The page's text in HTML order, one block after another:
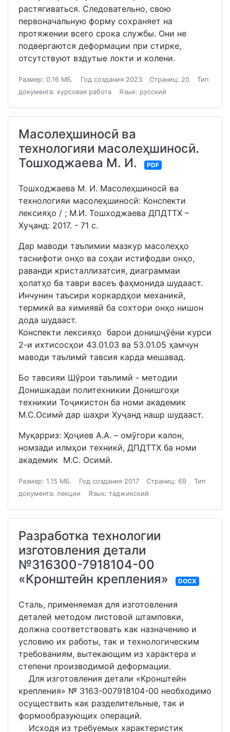
растягиваться. Следовательно, свою
первоначальную форму сохраняет на
протяжении всего срока службы. Они не
подвергаются деформации при стирке,
отсутствуют вздутые локти и колени.
Размер: 0.16 МБ. Год создания 2023 Страниц: 20
Тип
документа: курсовая работа
Язык: русский
Масолеҳшиносӣ ва
технологияи масолеҳшиносӣ.
Тошходжаева М. И.
PDF
Тошходжаева М. И. Масолеҳшиносӣ ва
технологияи масолеҳшиносӣ: Конспекти
лексияҳо / ; М.И. Тошходжаева ДПДТТХ –
Хуҷанд: 2017. - 71 с.
Дар маводи таълимии мазкур масолеҳҳо
таснифоти онҳо ва соҳаи истифодаи онҳо,
раванди кристаллизатсия, диаграммаи
ҳолатҳо ба таври васеъ фаҳмонида шудааст.
Инчунин таъсири коркардҳои механикӣ,
термикӣ ва химиявӣ ба сохтори онҳо нишон
дода шудааст.
Конспекти лексияҳо барои донишҷӯёни курси
2-и ихтисосҳои 43.01.03 ва 53.01.05 ҳамчун
маводи таълимӣ тавсия карда мешавад.
Бо тавсияи Шӯрои таълимӣ - методии
Донишкадаи политехникии Донишгоҳи
техникии Тоҷикистон ба номи академик
М.С.Осимӣ дар шаҳри Хуҷанд нашр шудааст.
Муқарриз: Ҳоҷиев А.А. – омӯгори калон,
номзади илмҳои техникӣ, ДПДТТХ ба номи
академик М.С. Осимӣ.
Размер: 1.15 МБ. Год создания 2017 Страниц: 69
Тип
документа: лекции
Язык: таджикский
Разработка технологии
изготовления детали
№316300-7918104-00
«Кронштейн крепления»
DOCX
Сталь, применяемая для изготовления
деталей методом листовой штамповки,
должна соответствовать как назначению и
условию их работы, так и технологическим
требованиям, вытекающим из характера и
степени производимой деформации.
Для изготовления детали «Кронштейн
крепления» № 3163-007918104-00 необходимо
осуществить как разделительные, так и
формообразующих операций.
Исходя из требуемых характеристик